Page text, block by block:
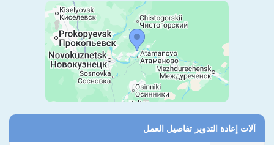
آلات إعادة التدوير تفاصيل العمل